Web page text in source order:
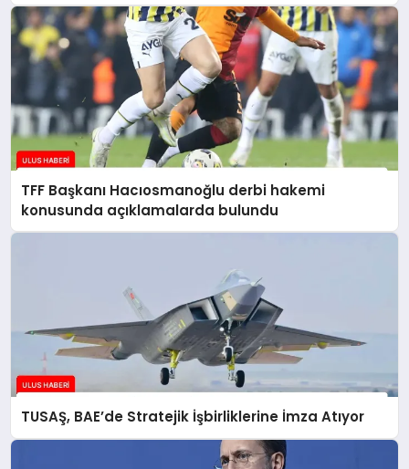
TFF Başkanı Hacıosmanoğlu derbi hakemi
konusunda açıklamalarda bulundu
TUSAŞ, BAE’de Stratejik İşbirliklerine İmza Atıyor